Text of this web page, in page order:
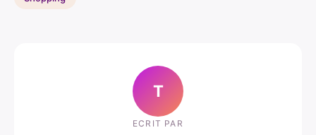
T
ECRIT PAR